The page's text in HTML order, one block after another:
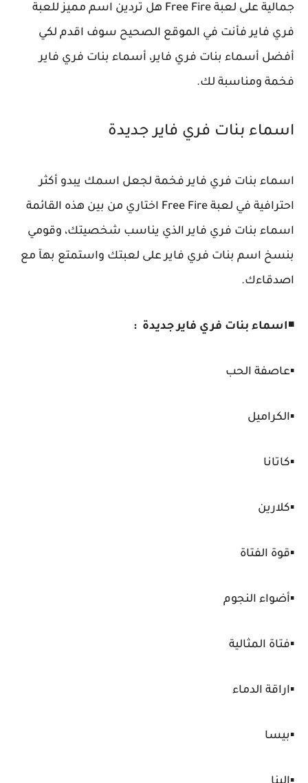
جمالية على لعبة Free Fire هل تردين اسم مميز للعبة
فري فاير فأنت في الموقع الصحيح سوف اقدم لكي
أفضل أسماء بنات فري فاير، أسماء بنات فري فاير
فخمة ومناسبة لك.
اسماء بنات فري فاير جديدة
اسماء بنات فري فاير فخمة لجعل اسمك يبدو أكثر
احترافية في لعبة Free Fire اختاري من بين هذه القائمة
اسماء بنات فري فاير الذي يناسب شخصيتك، وقومي
بنسخ اسم بنات فري فاير على لعبتك واستمتع بهآ مع
اصدقاءك.
◾اسماء بنات فري فاير جديدة :
▪️عاصفة الحب
▪️الكراميل
▪️كاتانا
▪️كلارين
▪️قوة الفتاة
▪️أضواء النجوم
▪️فتاة المثالية
▪️اراقة الدماء
▪️بيسا